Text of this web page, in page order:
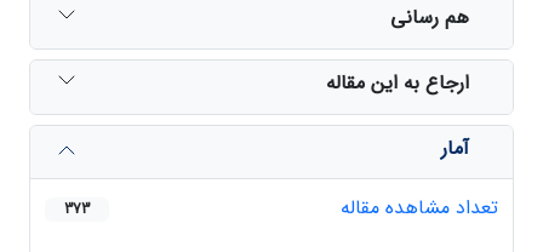
هم رسانی
ارجاع به این مقاله
آمار
تعداد مشاهده مقاله
373